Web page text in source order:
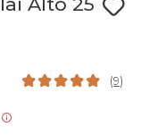
(9)